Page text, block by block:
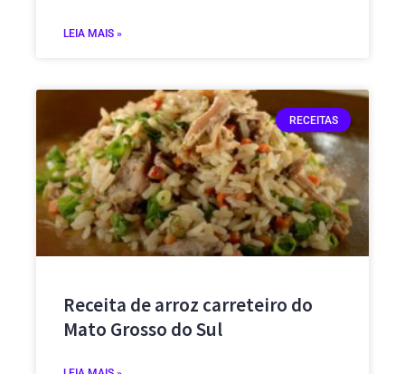
LEIA MAIS »
RECEITAS
Receita de arroz carreteiro do
Mato Grosso do Sul